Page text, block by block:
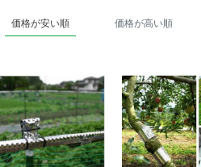
価格が安い順 価格が高い順